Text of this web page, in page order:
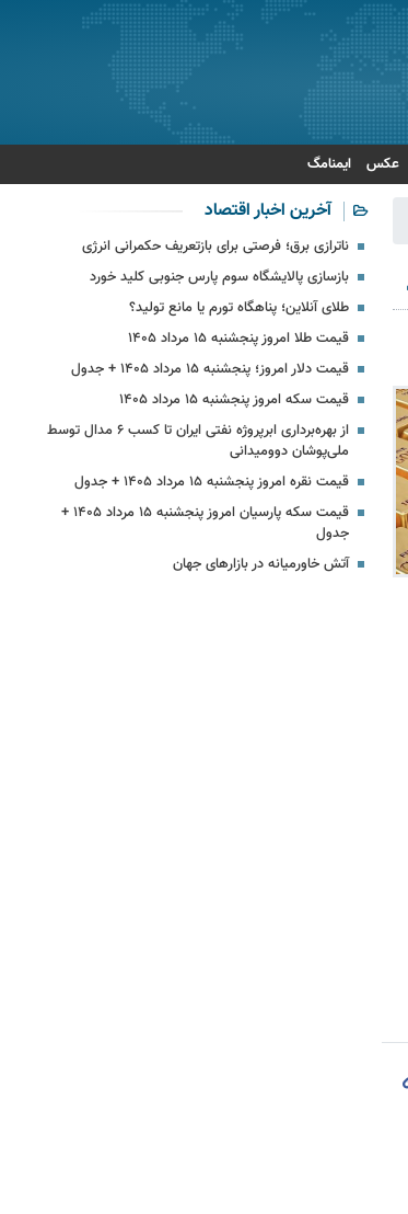
عکس ایمنامگ
آخرین اخبار اقتصاد
ناترازی برق؛ فرصتی برای بازتعریف حکمرانی انرژی
بازسازی پالایشگاه سوم پارس جنوبی کلید خورد
طلای آنلاین؛ پناهگاه تورم یا مانع تولید؟
قیمت طلا امروز پنجشنبه ۱۵ مرداد ۱۴۰۵
قیمت دلار امروز؛ پنجشنبه ۱۵ مرداد ۱۴۰۵ + جدول
قیمت سکه امروز پنجشنبه ۱۵ مرداد ۱۴۰۵
از بهره‌برداری ابرپروژه نفتی ایران تا کسب ۶ مدال توسط
ملی‌پوشان دوومیدانی
قیمت نقره امروز پنجشنبه ۱۵ مرداد ۱۴۰۵ + جدول
قیمت سکه پارسیان امروز پنجشنبه ۱۵ مرداد ۱۴۰۵ +
جدول
آتش خاورمیانه در بازارهای جهان